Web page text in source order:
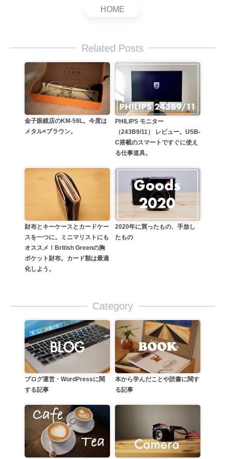
HOME
Related Posts
金子眼鏡店のKM-59L。今度は
メタル×ブラウン。
PHILIPS モニター
（243B9/11） レビュー。USB-
C搭載のスマートですぐに使え
る仕事道具。
財布とキーケースとカードケー
スを一つに。ミニマリストにも
オススメ！British Greenの胸
ポケット財布。カード類は最適
化しよう。
2020年に買ったもの、手放し
たもの
Category
ブログ運営・WordPressに関
する記事
本から学んだことや読書に関す
る記事